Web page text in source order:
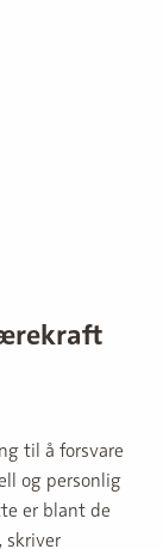
til å forsvare
og personlig
er blant de
skriver